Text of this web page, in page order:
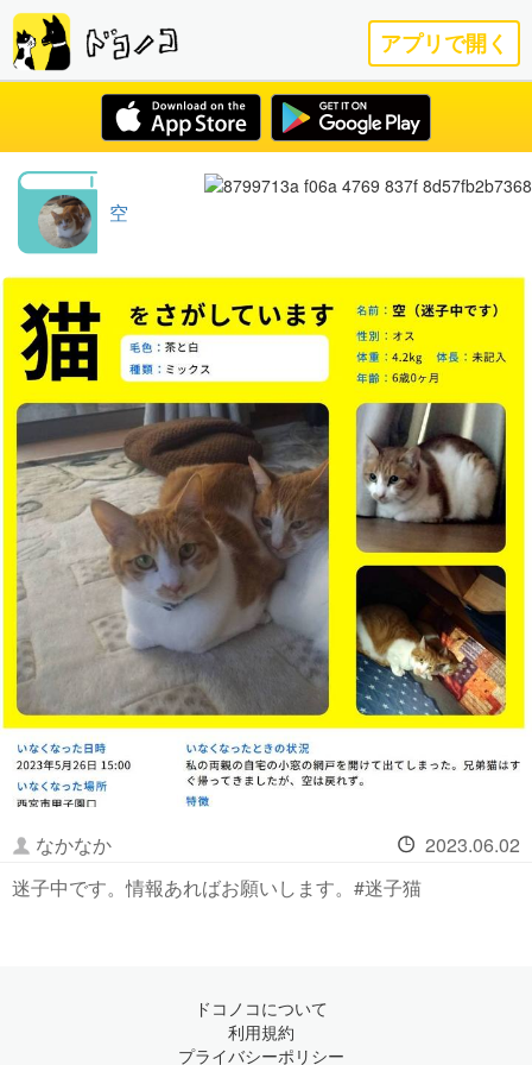
アプリで開く
空
なかなか
2023.06.02
迷子中です。情報あればお願いします。#迷子猫
ドコノコについて
利用規約
プライバシーポリシー